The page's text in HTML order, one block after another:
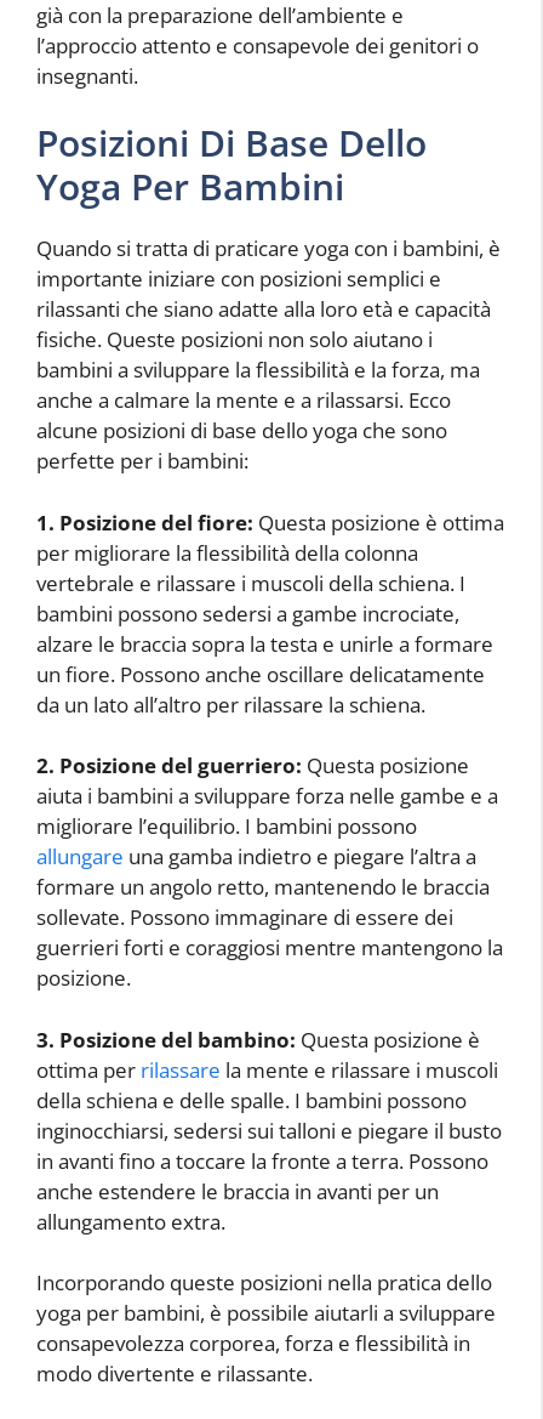
già con la preparazione dell’ambiente e
l’approccio attento e consapevole dei genitori o
insegnanti.
Posizioni Di Base Dello
Yoga Per Bambini
Quando si tratta di praticare yoga con i bambini, è
importante iniziare con posizioni semplici e
rilassanti che siano adatte alla loro età e capacità
fisiche. Queste posizioni non solo aiutano i
bambini a sviluppare la flessibilità e la forza, ma
anche a calmare la mente e a rilassarsi. Ecco
alcune posizioni di base dello yoga che sono
perfette per i bambini:
1. Posizione del fiore: Questa posizione è ottima
per migliorare la flessibilità della colonna
vertebrale e rilassare i muscoli della schiena. I
bambini possono sedersi a gambe incrociate,
alzare le braccia sopra la testa e unirle a formare
un fiore. Possono anche oscillare delicatamente
da un lato all’altro per rilassare la schiena.
2. Posizione del guerriero: Questa posizione
aiuta i bambini a sviluppare forza nelle gambe e a
migliorare l’equilibrio. I bambini possono
allungare una gamba indietro e piegare l’altra a
formare un angolo retto, mantenendo le braccia
sollevate. Possono immaginare di essere dei
guerrieri forti e coraggiosi mentre mantengono la
posizione.
3. Posizione del bambino: Questa posizione è
ottima per rilassare la mente e rilassare i muscoli
della schiena e delle spalle. I bambini possono
inginocchiarsi, sedersi sui talloni e piegare il busto
in avanti fino a toccare la fronte a terra. Possono
anche estendere le braccia in avanti per un
allungamento extra.
Incorporando queste posizioni nella pratica dello
yoga per bambini, è possibile aiutarli a sviluppare
consapevolezza corporea, forza e flessibilità in
modo divertente e rilassante.